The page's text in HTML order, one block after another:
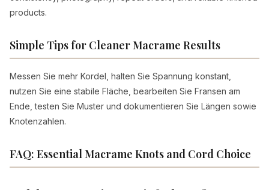
products.
Simple Tips for Cleaner Macrame Results
Messen Sie mehr Kordel, halten Sie Spannung konstant,
nutzen Sie eine stabile Fläche, bearbeiten Sie Fransen am
Ende, testen Sie Muster und dokumentieren Sie Längen sowie
Knotenzahlen.
FAQ: Essential Macrame Knots and Cord Choice